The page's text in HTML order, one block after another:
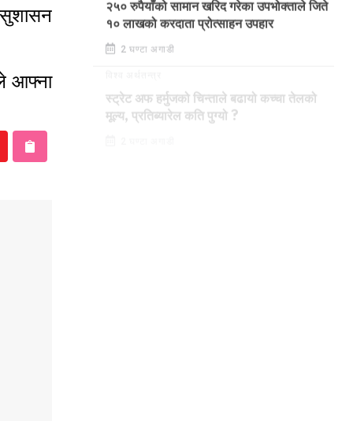
सुशासन
आफ्ना
२५० रुपैयाँको सामान खरिद गरेका उपभोक्ताले जिते
१० लाखको करदाता प्रोत्साहन उपहार
2 घण्टा अगाडी
विश्व अर्थतन्त्र
स्ट्रेट अफ हर्मुजको चिन्ताले बढायो कच्चा तेलको